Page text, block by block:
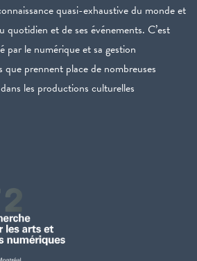
quasi-exhaustive du monde et
quotidien et de ses événements. C’est
par le numérique et sa gestion
que prennent place de nombreuses
les productions culturelles